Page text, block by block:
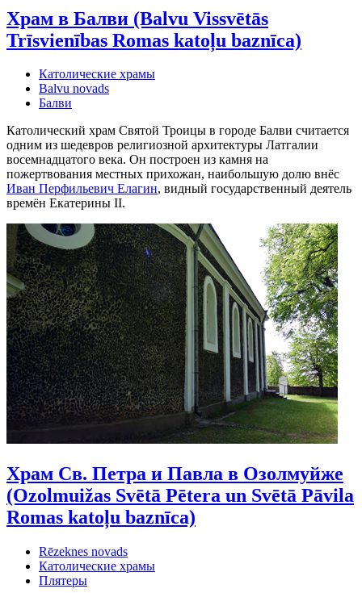
Храм в Балви (Balvu Vissvētās
Trīsvienības Romas katoļu baznīca)
Католические храмы
Balvu novads
Балви
Католический храм Святой Троицы в городе Балви считается
одним из шедевров религиозной архитектуры Латгалии
восемнадцатого века. Он построен из камня на
пожертвования местных прихожан, наибольшую долю внёс
Иван Перфильевич Елагин, видный государственный деятель
времён Екатерины II.
Храм Св. Петра и Павла в Озолмуйже
(Ozolmuižas Svētā Pētera un Svētā Pāvila
Romas katoļu baznīca)
Rēzeknes novads
Католические храмы
Плятеры